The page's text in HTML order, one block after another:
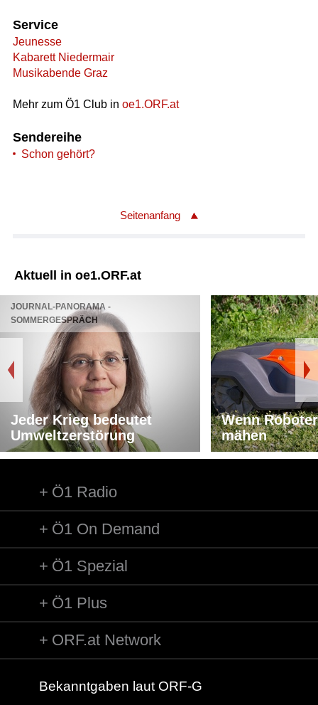
Service
Jeunesse
Kabarett Niedermair
Musikabende Graz
Mehr zum Ö1 Club in oe1.ORF.at
Sendereihe
Schon gehört?
Seitenanfang
Aktuell in oe1.ORF.at
JOURNAL-PANORAMA -
SOMMERGESPRÄCH
Jeder Krieg bedeutet
Umweltzerstörung
Wenn
mähen
Ö1 Radio
Ö1 On Demand
Ö1 Spezial
Ö1 Plus
ORF.at Network
Bekanntgaben laut ORF-G